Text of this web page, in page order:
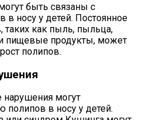
быть связаны с
в носу у детей. Постоянное
таких как пыль, пыльца,
пищевые продукты, может
полипов.
нарушения могут
полипов в носу у детей.